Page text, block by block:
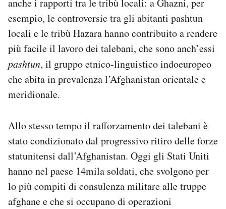
anche i rapporti tra le tribù locali: a Ghazni, per
esempio, le controversie tra gli abitanti pashtun
locali e le tribù Hazara hanno contribuito a rendere
più facile il lavoro dei talebani, che sono anch’essi
pashtun, il gruppo etnico-linguistico indoeuropeo
che abita in prevalenza l’Afghanistan orientale e
meridionale.
Allo stesso tempo il rafforzamento dei talebani è
stato condizionato dal progressivo ritiro delle forze
statunitensi dall’Afghanistan. Oggi gli Stati Uniti
hanno nel paese 14mila soldati, che svolgono per
lo più compiti di consulenza militare alle truppe
afghane e che si occupano di operazioni